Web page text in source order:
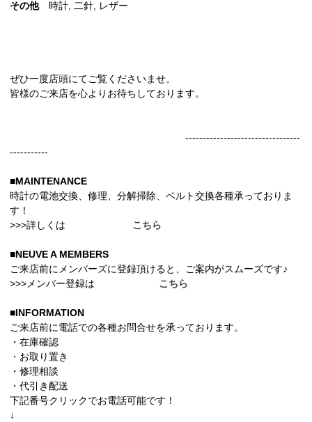
その他 時計, 二針, レザー
ぜひ一度店頭にてご覧くださいませ。
皆様のご来店を心よりお待ちしております。
---------------------------------
-----------
■MAINTENANCE
時計の電池交換、修理、分解掃除、ベルト交換各種承っておりま
す！
>>>詳しくは
こちら
■NEUVE A MEMBERS
ご来店前にメンバーズに登録頂けると、ご案内がスムーズです♪
>>>メンバー登録は
こちら
■INFORMATION
ご来店前に電話での各種お問合せを承っております。
・在庫確認
・お取り置き
・修理相談
・代引き配送
下記番号クリックでお電話可能です！
↓